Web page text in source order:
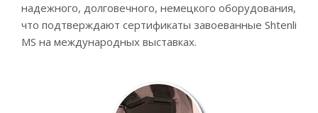
надежного, долговечного, немецкого оборудования,
что подтверждают сертификаты завоеванные Shtenli
MS на международных выставках.